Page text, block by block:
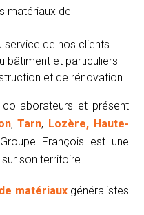
matériaux de
service de nos clients
bâtiment et particuliers
et de rénovation.
et présent
,Tarn, Lozère, Haute-
François est une
son territoire.
matériaux généralistes